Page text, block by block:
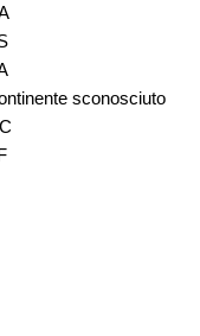
sconosciuto